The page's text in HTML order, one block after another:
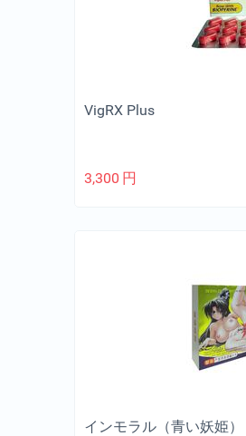
VigRX Plus
3,300 円
インモラル（青い妖姫）